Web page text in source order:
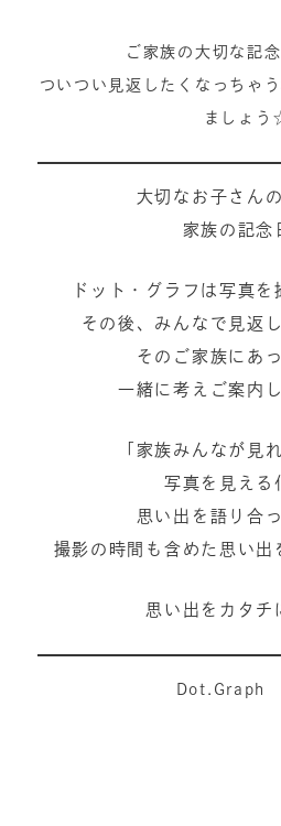
ご家族の大切な記
ついつい見返したくなっちゃ
ましょう
大切なお子さん
家族の記念
ドット・グラフは写真を
その後、みんなで見返
そのご家族にあ
一緒に考えご案内
「家族みんなが見
写真を見える
思い出を語り合
撮影の時間も含めた思い出
思い出をカタチ
Dot.Graph